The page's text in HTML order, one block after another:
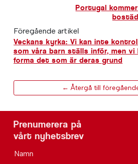
Portugal
Föregående artikel
Veckans kyrka: Vi kan inte
som våra barn ställs inför, men vi
forma det som är deras grund
← Återgå till
Prenumerera på
vårt nyhetsbrev
Namn